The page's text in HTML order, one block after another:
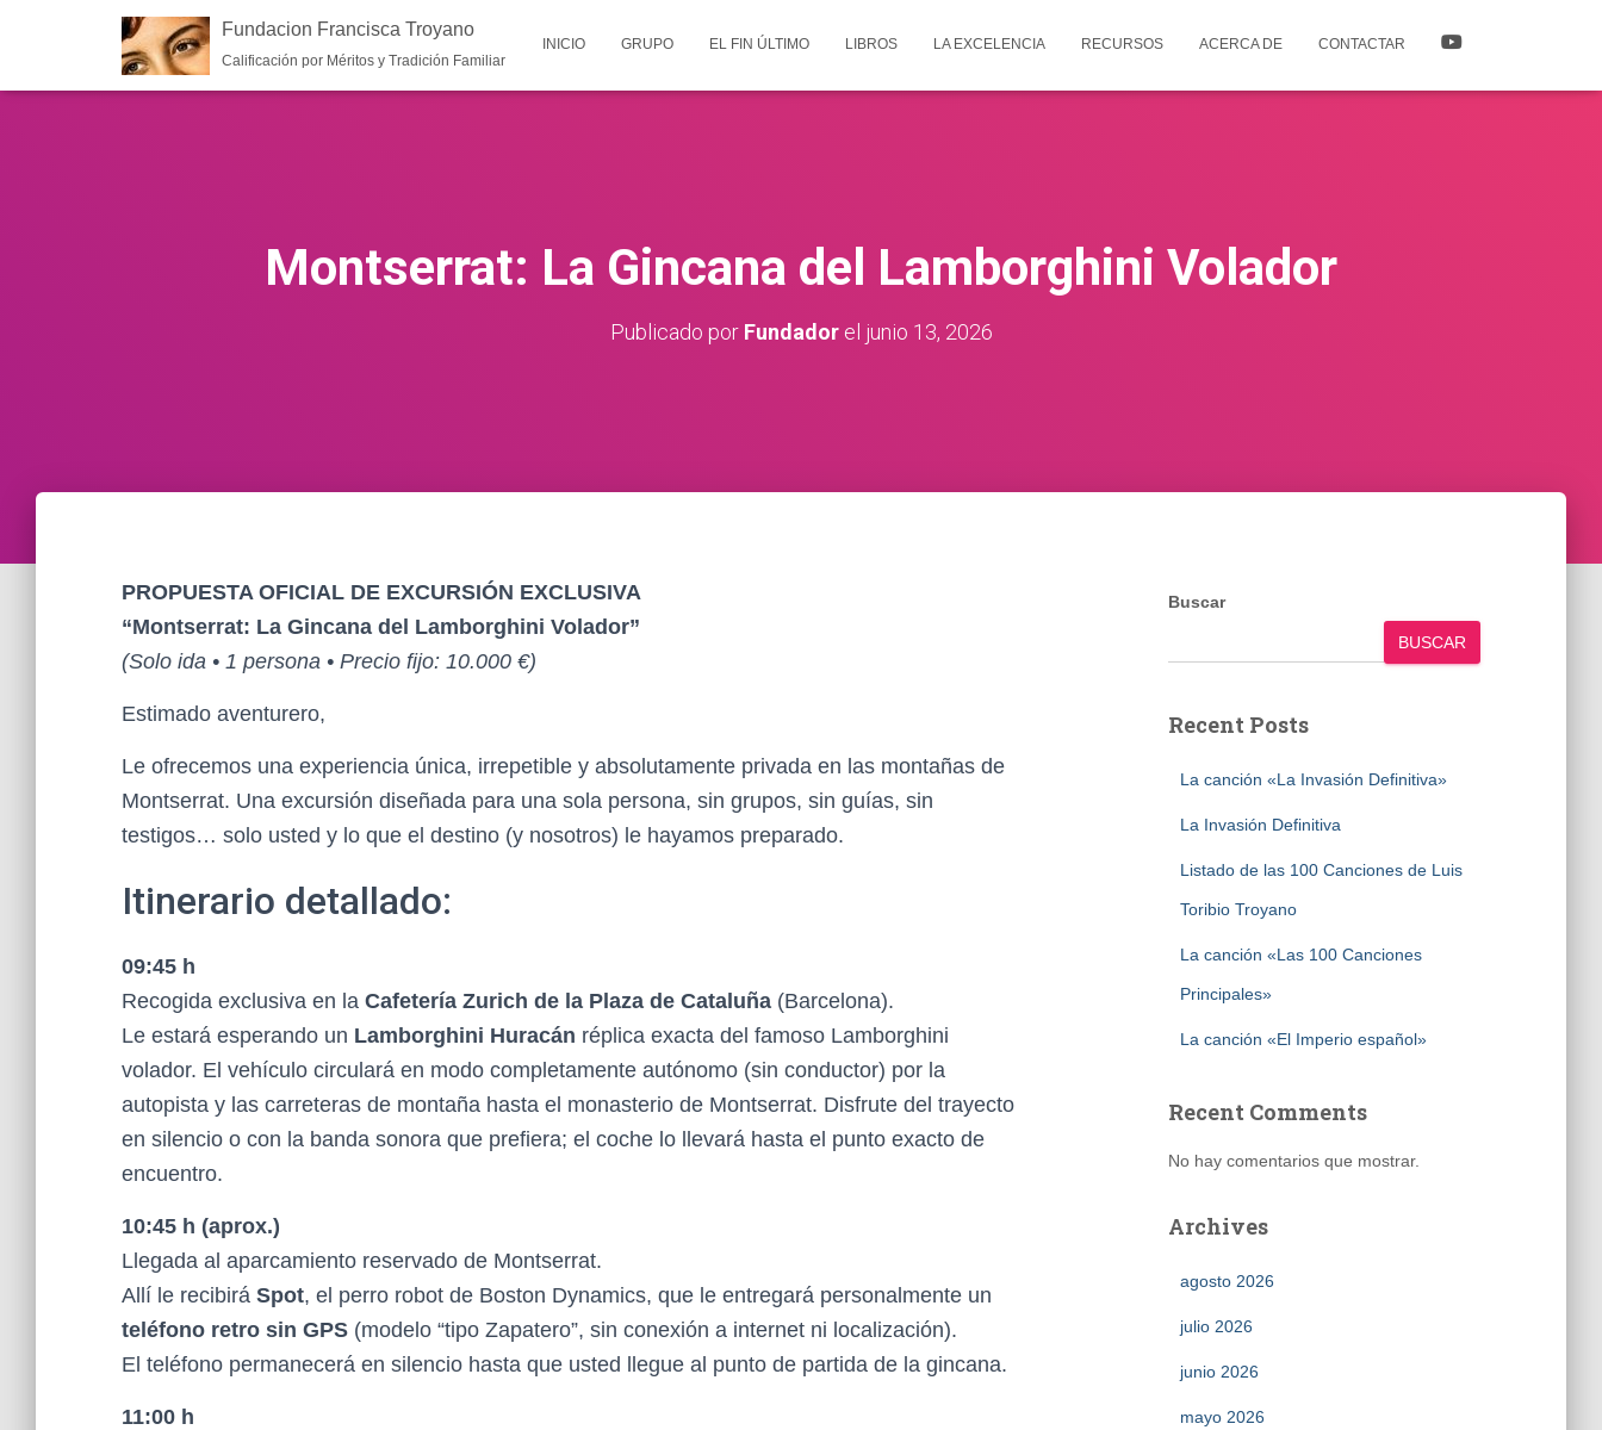
Fundacion Francisca Troyano
Calificación por Méritos y Tradición Familiar
INICIO GRUPO EL FIN ÚLTIMO LIBROS LA EXCELENCIA RECURSOS ACERCA DE CONTACTAR
Montserrat: La Gincana del Lamborghini Volador
Publicado por Fundadorel junio 13, 2026
PROPUESTA OFICIAL DE EXCURSIÓN EXCLUSIVA
“Montserrat: La Gincana del Lamborghini Volador”
(Solo ida • 1 persona • Precio fijo: 10.000 €)
Estimado aventurero,
Le ofrecemos una experiencia única, irrepetible y absolutamente privada en las montañas de
Montserrat. Una excursión diseñada para una sola persona, sin grupos, sin guías, sin
testigos… solo usted y lo que el destino (y nosotros) le hayamos preparado.
Itinerario detallado:
09:45 h
Recogida exclusiva en la Cafetería Zurich de la Plaza de Cataluña (Barcelona).
Le estará esperando un Lamborghini Huracán réplica exacta del famoso Lamborghini
volador. El vehículo circulará en modo completamente autónomo (sin conductor) por la
autopista y las carreteras de montaña hasta el monasterio de Montserrat. Disfrute del trayecto
en silencio o con la banda sonora que prefiera; el coche lo llevará hasta el punto exacto de
encuentro.
10:45 h (aprox.)
Llegada al aparcamiento reservado de Montserrat.
Allí le recibirá Spot, el perro robot de Boston Dynamics, que le entregará personalmente un
teléfono retro sin GPS (modelo “tipo Zapatero”, sin conexión a internet ni localización).
El teléfono permanecerá en silencio hasta que usted llegue al punto de partida de la gincana.
11:00 h
Buscar
BUSCAR
Recent Posts
La canción «La Invasión Definitiva»
La Invasión Definitiva
Listado de las 100 Canciones de Luis
Toribio Troyano
La canción «Las 100 Canciones
Principales»
La canción «El Imperio español»
Recent Comments
No hay comentarios que mostrar.
Archives
agosto 2026
julio 2026
junio 2026
mayo 2026